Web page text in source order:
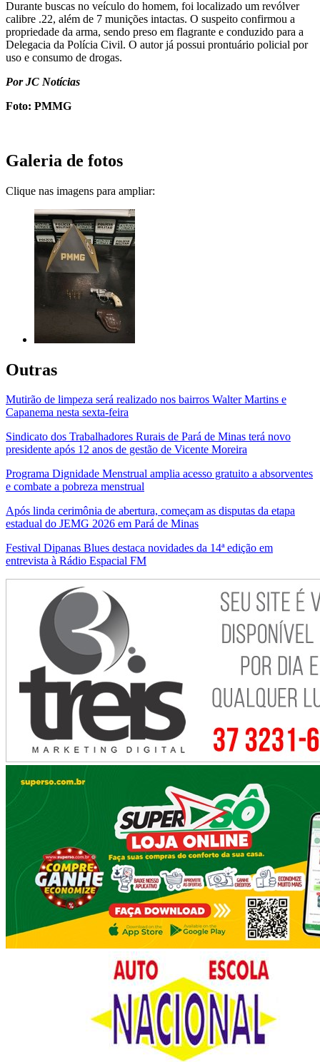
Durante buscas no veículo do homem, foi localizado um revólver
calibre .22, além de 7 munições intactas. O suspeito confirmou a
propriedade da arma, sendo preso em flagrante e conduzido para a
Delegacia da Polícia Civil. O autor já possui prontuário policial por
uso e consumo de drogas.
Por JC Notícias
Foto: PMMG
Galeria de fotos
Clique nas imagens para ampliar:
Outras
Mutirão de limpeza será realizado nos bairros Walter Martins e
Capanema nesta sexta-feira
Sindicato dos Trabalhadores Rurais de Pará de Minas terá novo
presidente após 12 anos de gestão de Vicente Moreira
Programa Dignidade Menstrual amplia acesso gratuito a absorventes
e combate a pobreza menstrual
Após linda cerimônia de abertura, começam as disputas da etapa
estadual do JEMG 2026 em Pará de Minas
Festival Dipanas Blues destaca novidades da 14ª edição em
entrevista à Rádio Espacial FM